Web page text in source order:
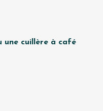
une cuillère à café